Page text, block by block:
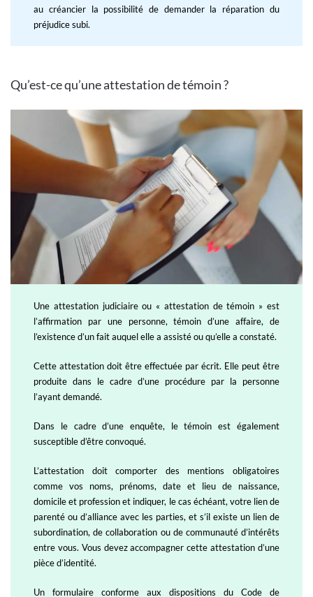
au créancier la possibilité de demander la réparation du
préjudice subi.
Qu’est-ce qu’une attestation de témoin ?
Une attestation judiciaire ou « attestation de témoin » est
l’affirmation par une personne, témoin d’une affaire, de
l’existence d’un fait auquel elle a assisté ou qu’elle a constaté.
Cette attestation doit être effectuée par écrit. Elle peut être
produite dans le cadre d’une procédure par la personne
l’ayant demandé.
Dans le cadre d’une enquête, le témoin est également
susceptible d’être convoqué.
L’attestation doit comporter des mentions obligatoires
comme vos noms, prénoms, date et lieu de naissance,
domicile et profession et indiquer, le cas échéant, votre lien de
parenté ou d’alliance avec les parties, et s’il existe un lien de
subordination, de collaboration ou de communauté d’intérêts
entre vous. Vous devez accompagner cette attestation d’une
pièce d’identité.
Un formulaire conforme aux dispositions du Code de